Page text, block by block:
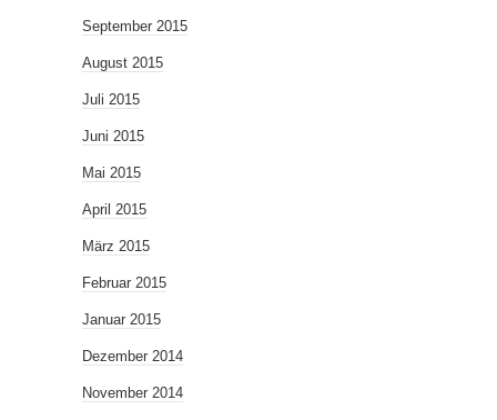
September 2015
August 2015
Juli 2015
Juni 2015
Mai 2015
April 2015
März 2015
Februar 2015
Januar 2015
Dezember 2014
November 2014